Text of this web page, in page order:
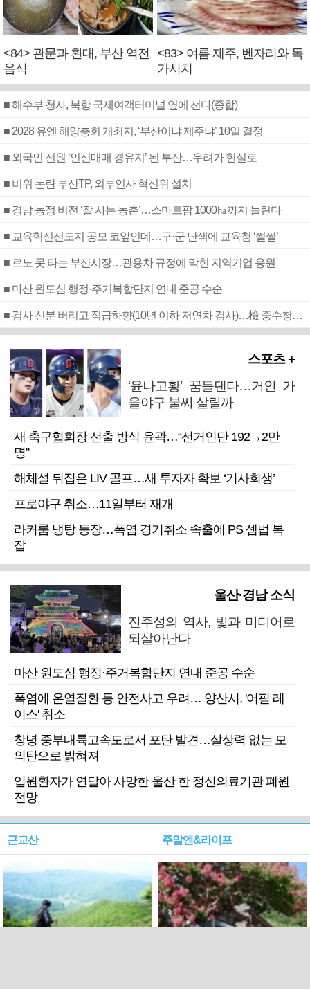
<84> 관문과 환대, 부산 역전
음식
<83> 여름 제주, 벤자리와 독
가시치
■ 해수부 청사, 북항 국제여객터미널 옆에 선다(종합)
■ 2028 유엔 해양총회 개최지, ‘부산이냐 제주냐’ 10일 결정
■ 외국인 선원 ‘인신매매 경유지’ 된 부산…우려가 현실로
■ 비위 논란 부산TP, 외부인사 혁신위 설치
■ 경남 농정 비전 ‘잘 사는 농촌’…스마트팜 1000㏊까지 늘린다
■ 교육혁신선도지 공모 코앞인데…구·군 난색에 교육청 ‘쩔쩔’
■ 르노 못 타는 부산시장…관용차 규정에 막힌 지역기업 응원
■ 마산 원도심 행정·주거복합단지 연내 준공 수순
■ 검사 신분 버리고 직급하향(10년 이하 저연차 검사)…檢 중수청행 기피
스포츠 +
‘윤나고황’ 꿈틀댄다…거인 가
을야구 불씨 살릴까
새 축구협회장 선출 방식 윤곽…“선거인단 192→2만
명”
해체설 뒤집은 LIV 골프…새 투자자 확보 ‘기사회생’
프로야구 취소…11일부터 재개
라커룸 냉탕 등장…폭염 경기취소 속출에 PS 셈법 복
잡
울산·경남 소식
진주성의 역사, 빛과 미디어로
되살아난다
마산 원도심 행정·주거복합단지 연내 준공 수순
폭염에 온열질환 등 안전사고 우려… 양산시, '어필 레
이스' 취소
창녕 중부내륙고속도로서 포탄 발견…살상력 없는 모
의탄으로 밝혀져
입원환자가 연달아 사망한 울산 한 정신의료기관 폐원
전망
근교산 주말엔&라이프